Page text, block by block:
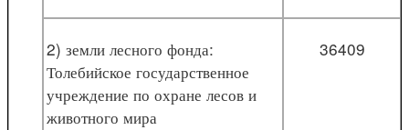
2) земли лесного фонда:
Толебийское государственное
учреждение по охране лесов и
животного мира
36409